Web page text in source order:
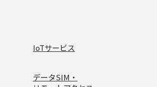
IoTサービス
データSIM・